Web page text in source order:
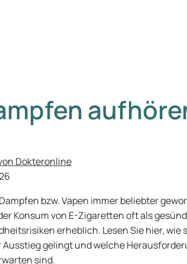
Dokteronline
bzw. Vapen immer beliebter
Konsum von E-Zigaretten oft als
erheblich. Lesen Sie hier, wie
gelingt und welche
sind.